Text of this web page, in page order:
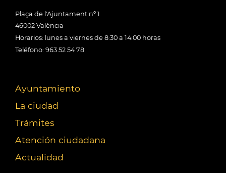
Plaça de l'Ajuntament nº 1
46002 València
Horarios: lunes a viernes de 8:30 a 14:00 horas
Teléfono: 963 52 54 78
Ayuntamiento
La ciudad
Trámites
Atención ciudadana
Actualidad